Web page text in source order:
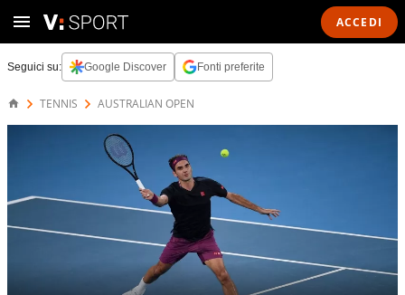
ACCEDI
Seguici su: Google Discover Fonti preferite
TENNIS AUSTRALIAN OPEN